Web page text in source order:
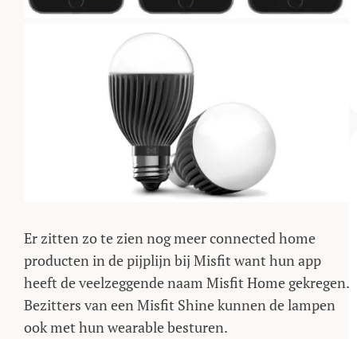
Er zitten zo te zien nog meer connected home
producten in de pijplijn bij Misfit want hun app
heeft de veelzeggende naam Misfit Home gekregen.
Bezitters van een Misfit Shine kunnen de lampen
ook met hun wearable besturen.